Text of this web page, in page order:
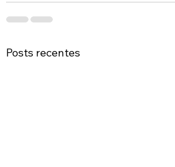
Posts recentes